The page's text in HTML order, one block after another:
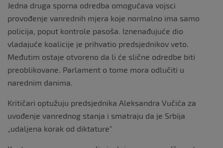
Jedna druga sporna odredba omogućava vojsci
provođenje vanrednih mjera koje normalno ima samo
policija, poput kontrole pasoša. Iznenađujuće dio
vladajuće koalicije je prihvatio predsjednikov veto.
Međutim ostaje otvoreno da li će slične odredbe biti
preoblikovane. Parlament o tome mora odlučiti u
narednim danima.
Kritičari optužuju predsjednika Aleksandra Vučića za
uvođenje vanrednog stanja i smatraju da je Srbija
„udaljena korak od diktature”